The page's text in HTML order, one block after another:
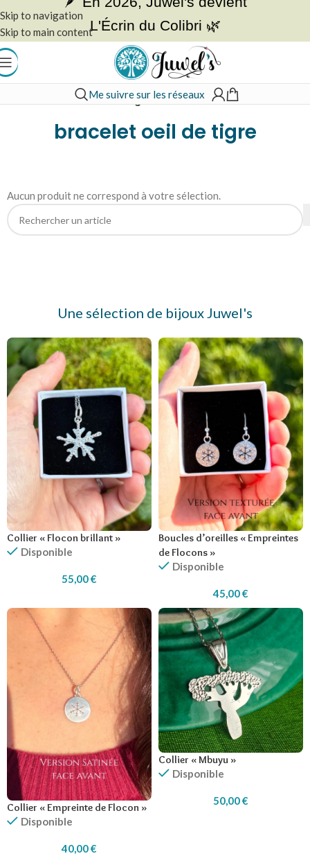
Skip to navigation
Skip to main contentL'Écrin du Colibri 🌿
Me suivre sur les réseaux
bracelet oeil de tigre
bracelet oeil de tigre
Aucun produit ne correspond à votre sélection.
Une sélection de bijoux Juwel's
Collier « Flocon brillant »
Disponible
55,00€
Boucles d’oreilles « Empreintes
de Flocons »
Disponible
45,00€
Collier « Empreinte de Flocon »
Disponible
40,00€
Collier « Mbuyu »
Disponible
50,00€